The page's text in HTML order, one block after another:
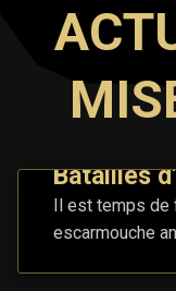
Batailles
Il est temps
escarmouche